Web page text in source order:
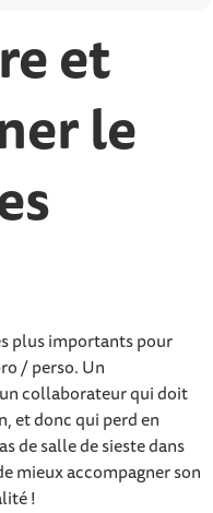
et
le
plus importants pour
/ perso. Un
collaborateur qui doit
et donc qui perd en
de salle de sieste dans
mieux accompagner son
!